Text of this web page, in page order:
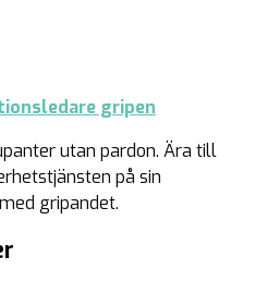
gripen
utan pardon. Ära till
på sin
gripandet.